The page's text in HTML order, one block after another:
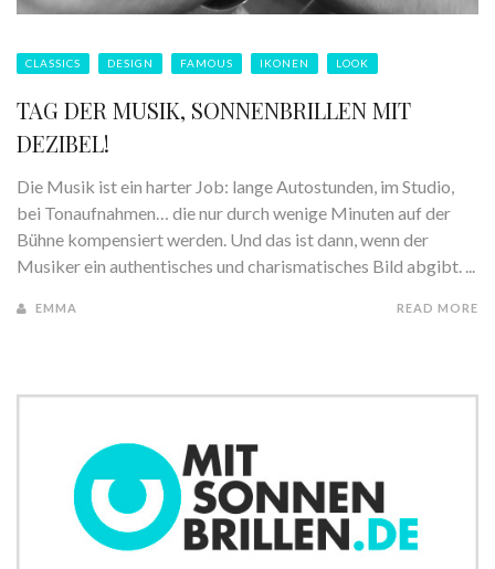
CLASSICS DESIGN FAMOUS IKONEN LOOK
TAG DER MUSIK, SONNENBRILLEN MIT
DEZIBEL!
Die Musik ist ein harter Job: lange Autostunden, im Studio,
bei Tonaufnahmen… die nur durch wenige Minuten auf der
Bühne kompensiert werden. Und das ist dann, wenn der
Musiker ein authentisches und charismatisches Bild abgibt. ...
EMMA READ MORE